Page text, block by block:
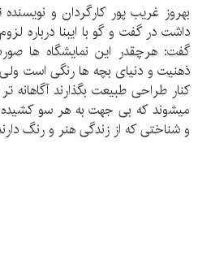
بهروز غریب پور کارگردان و
داشت در گفت و گو با ایبنا درباره
گفت: هرچقدر این نمایشگاه ها
ذهنیت و دنیای بچه ها رنگی است
کنار طراحی طبیعت بگذارند آگاهانه
میشوند که بی جهت به هر سو کشیده
و شناختی که از زندگی هنر و رنگ